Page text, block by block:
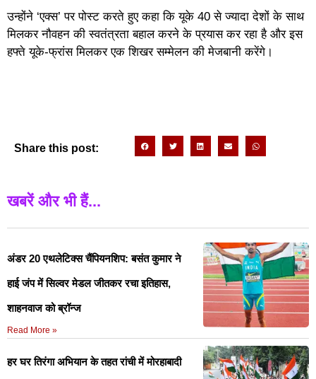
उन्होंने ‘एक्स’ पर पोस्ट करते हुए कहा कि यूके 40 से ज्यादा देशों के साथ
मिलकर नौवहन की स्वतंत्रता बहाल करने के प्रयास कर रहा है और इस
हफ्ते यूके-फ्रांस मिलकर एक शिखर सम्मेलन की मेजबानी करेंगे।
Share this post:
खबरें और भी हैं...
अंडर 20 एथलेटिक्स चैंपियनशिप: बसंत कुमार ने
हाई जंप में सिल्वर मेडल जीतकर रचा इतिहास,
शाहनवाज को ब्रॉन्ज
Read More »
हर घर तिरंगा अभियान के तहत रांची में मोरहाबादी